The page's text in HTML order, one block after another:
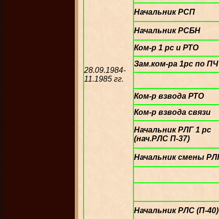
28.09.1984-
11.1985 гг.
Начальник РСП
Начальник РСБН
Ком-р 1 рс и РТО
Зам.ком-ра 1рс по ПЧ
Ком-р взвода РТО
Ком-р взвода связи
Начальник РЛГ 1 рс
(нач.РЛС П-37)
Начальник смены
Начальник РЛС (П-40)